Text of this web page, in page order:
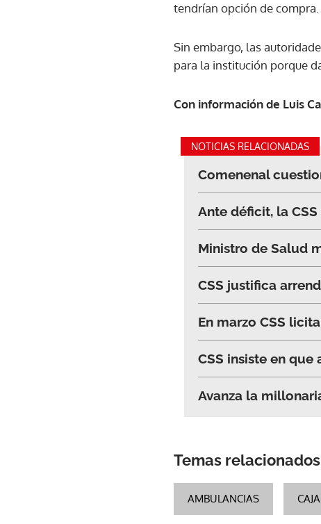
tendrían opción de compra.
Sin embargo, las
para la institución porque
Con información de Luis
NOTICIAS RELACIONADAS
Comenenal
Ante déficit, la
Ministro de Salud
CSS justifica
En marzo CSS
CSS insiste en
Avanza la
Temas relacionados
AMBULANCIAS